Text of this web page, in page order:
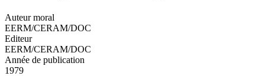
Auteur moral
EERM/CERAM/DOC
Editeur
EERM/CERAM/DOC
Année de publication
1979